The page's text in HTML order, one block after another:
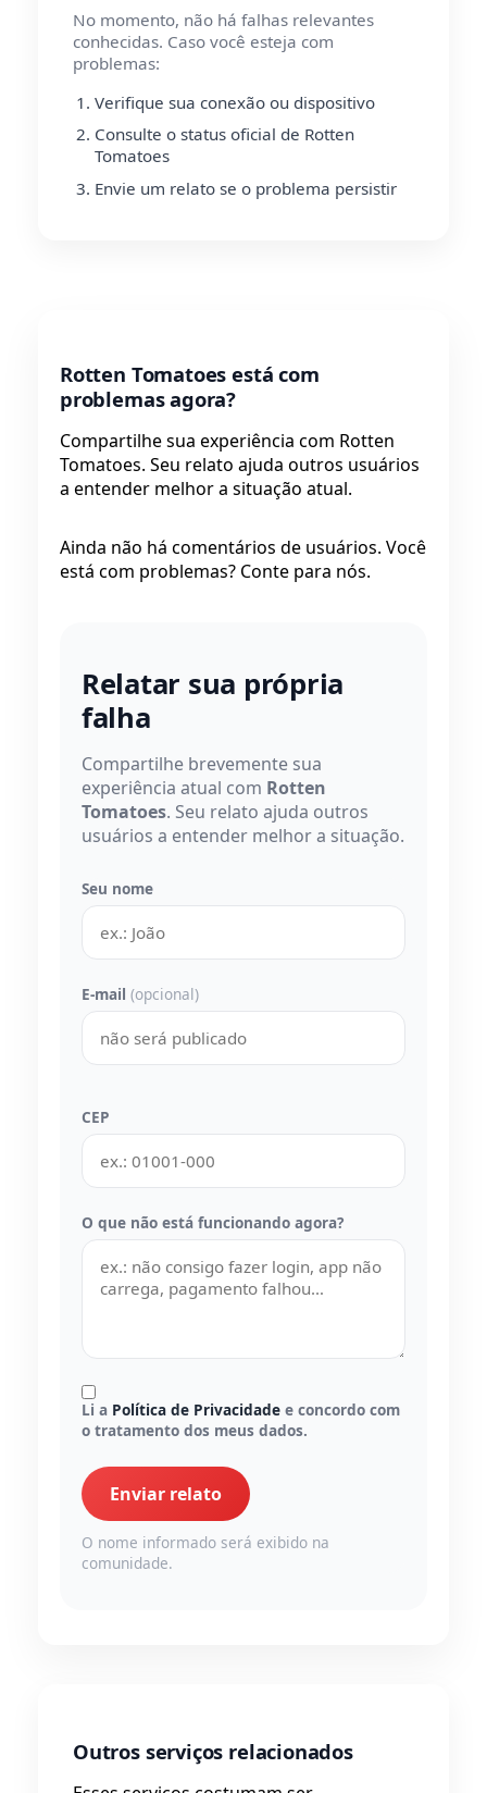
No momento, não há falhas relevantes
conhecidas. Caso você esteja com
problemas:
Verifique sua conexão ou dispositivo
Consulte o status oficial de Rotten
Tomatoes
Envie um relato se o problema persistir
Rotten Tomatoes está com
problemas agora?
Compartilhe sua experiência com Rotten
Tomatoes. Seu relato ajuda outros usuários
a entender melhor a situação atual.
Ainda não há comentários de usuários. Você
está com problemas? Conte para nós.
Relatar sua própria
falha
Compartilhe brevemente sua
experiência atual com Rotten
Tomatoes. Seu relato ajuda outros
usuários a entender melhor a situação.
Seu nome
E-mail (opcional)
CEP
O que não está funcionando agora?
Li a Política de Privacidade e concordo com
o tratamento dos meus dados.
Enviar relato
O nome informado será exibido na
comunidade.
Outros serviços relacionados